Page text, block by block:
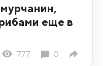
еще в
777 0